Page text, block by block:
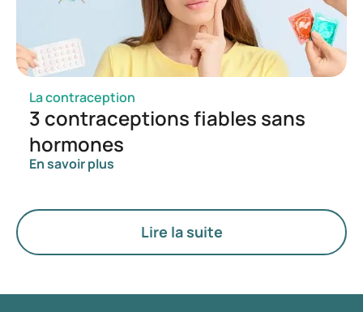
votre humeur peut vous aider à effectuer des
choix plus conscients et mieux adaptés à votre
santé et à votre bien-être.
La contraception
3 contraceptions fiables sans
hormones
En savoir plus
Lire la suite